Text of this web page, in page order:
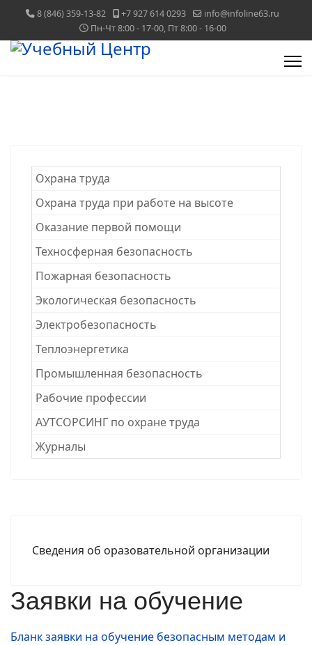
8 (846) 359-13-82 +7 927 614 0293
info@infoline63.ru
Пн-Чт 8:00 - 17-00, Пт 8:00 - 16-00
Охрана труда
Охрана труда при работе на высоте
Оказание первой помощи
Техносферная безопасность
Пожарная безопасность
Экологическая безопасность
Электробезопасность
Теплоэнергетика
Промышленная безопасность
Рабочие професcии
АУТСОРСИНГ по охране труда
Журналы
Сведения об оразовательной организации
Заявки на обучение
Бланк заявки на обучение безопасным методам и